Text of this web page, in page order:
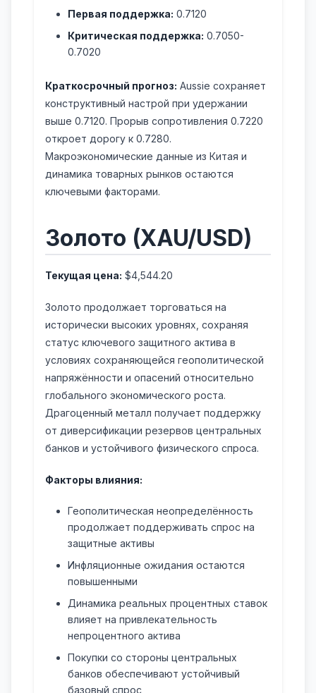
Первая поддержка: 0.7120
Критическая поддержка: 0.7050-
0.7020
Краткосрочный прогноз: Aussie сохраняет
конструктивный настрой при удержании
выше 0.7120. Прорыв сопротивления 0.7220
откроет дорогу к 0.7280.
Макроэкономические данные из Китая и
динамика товарных рынков остаются
ключевыми факторами.
Золото (XAU/USD)
Текущая цена: $4,544.20
Золото продолжает торговаться на
исторически высоких уровнях, сохраняя
статус ключевого защитного актива в
условиях сохраняющейся геополитической
напряжённости и опасений относительно
глобального экономического роста.
Драгоценный металл получает поддержку
от диверсификации резервов центральных
банков и устойчивого физического спроса.
Факторы влияния:
Геополитическая неопределённость
продолжает поддерживать спрос на
защитные активы
Инфляционные ожидания остаются
повышенными
Динамика реальных процентных ставок
влияет на привлекательность
непроцентного актива
Покупки со стороны центральных
банков обеспечивают устойчивый
базовый спрос